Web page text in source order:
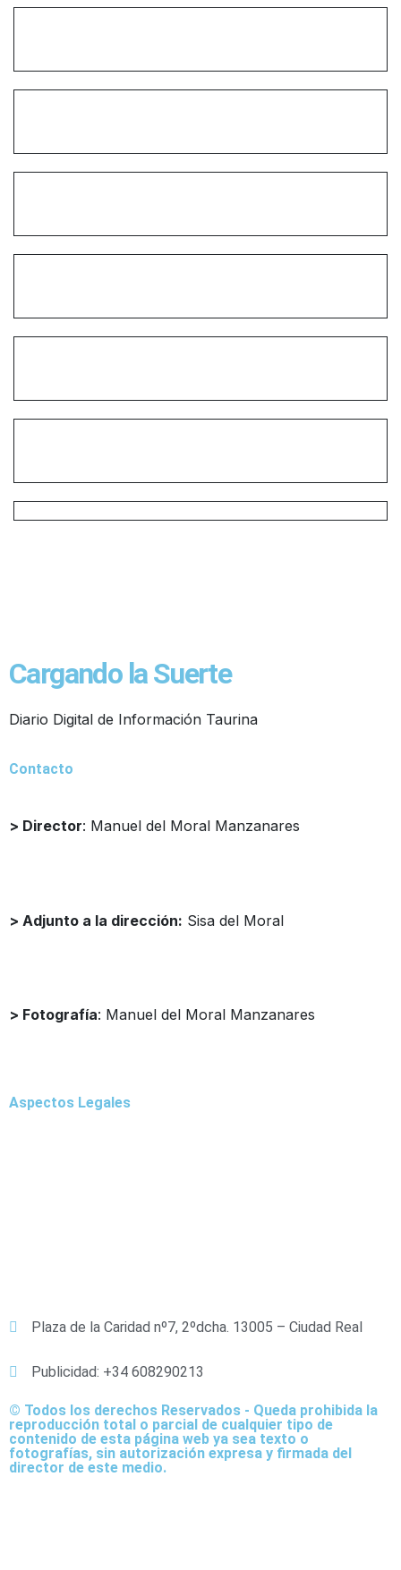
Cargando la Suerte
Diario Digital de Información Taurina
Contacto
> Director: Manuel del Moral Manzanares
> Adjunto a la dirección: Sisa del Moral
> Fotografía: Manuel del Moral Manzanares
Aspectos Legales
Plaza de la Caridad nº7, 2ºdcha. 13005 – Ciudad Real
Publicidad: +34 608290213
© Todos los derechos Reservados - Queda prohibida la
reproducción total o parcial de cualquier tipo de
contenido de esta página web ya sea texto o
fotografías, sin autorización expresa y firmada del
director de este medio.